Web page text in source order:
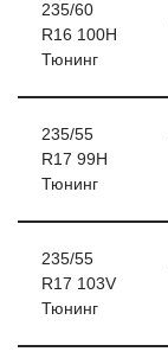
235/60
R16 100H
Тюнинг
235/55
R17 99H
Тюнинг
235/55
R17 103V
Тюнинг